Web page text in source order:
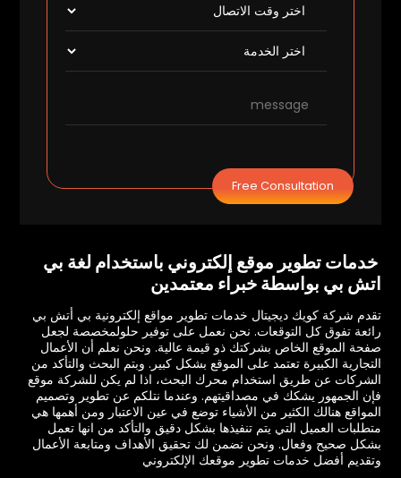
خدمات تطوير موقع إلكتروني باستخدام لغة بي
اتش بي بواسطة خبراء معتمدين
تقدم شركة كويك ديجيتال خدمات تطوير مواقع إلكترونية بي أتش بي
رائعة تفوق كل التوقعات. نحن نعمل على توفير حلولمخصصة لجعل
صفحة الموقع الخاص بشركتك ذو قيمة عالية. ونحن نعلم أن الأعمال
التجارية الكبيرة تعتمد على الموقع بشكل كبير. وبتم البحث والتأكد من
الشركات عن طريق استخدام محرك البحث، اذا لم يكن للشركة موقع
فإن الجمهور يشكك في مصداقيتهم. وعندما نتلكم عن تطوير وتصميم
المواقع هنالك الكثير من الأشياء توضع في عين الاعتبار ومن أهمها هي
متطلبات العميل التي يتم تنفيذها بشكل دقيق والتأكد من انها تعمل
بشكل صحيح وفعال. ونحن نضمن لك تحقيق الأهداف ومتابعة الأعمال
وتقديم أفضل خدمات تطوير موقعك الإلكتروني
Free Consultation